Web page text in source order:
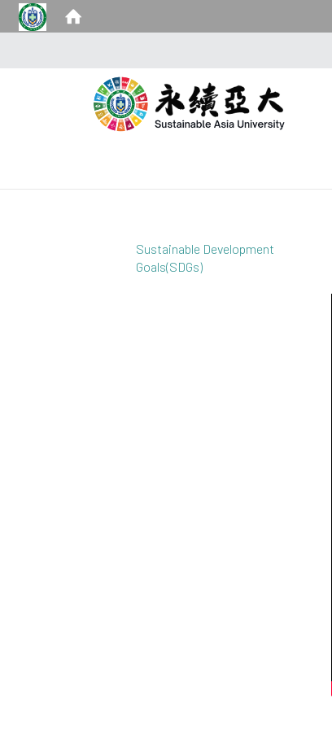
Sustainable Development
Goals(SDGs)